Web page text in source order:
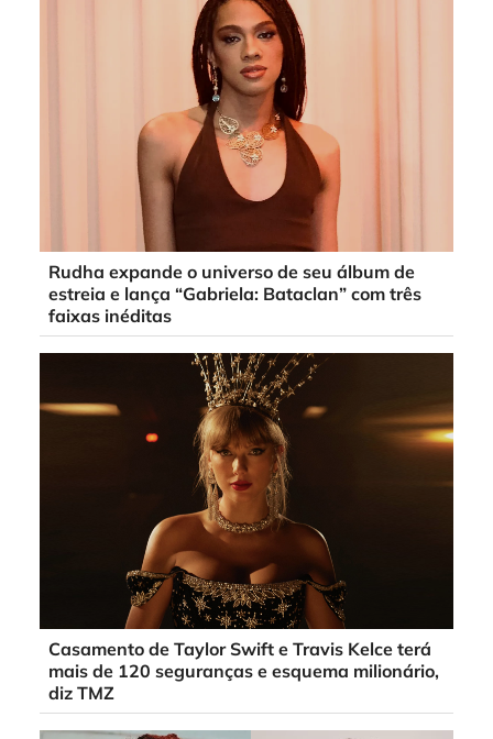
Rudha expande o universo de seu álbum de
estreia e lança “Gabriela: Bataclan” com três
faixas inéditas
Casamento de Taylor Swift e Travis Kelce terá
mais de 120 seguranças e esquema milionário,
diz TMZ